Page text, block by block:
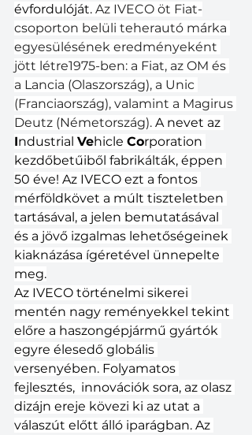
évfordulóját. Az IVECO öt Fiat-
csoporton belüli teherautó márka
egyesülésének eredményeként
jött létre1975-ben: a Fiat, az OM és
a Lancia (Olaszország), a Unic
(Franciaország), valamint a Magirus
Deutz (Németország). A nevet az
Industrial Vehicle Corporation
kezdőbetűiből fabrikálták, éppen
50 éve! Az IVECO ezt a fontos
mérföldkövet a múlt tiszteletben
tartásával, a jelen bemutatásával
és a jövő izgalmas lehetőségeinek
kiaknázása ígéretével ünnepelte
meg.
Az IVECO történelmi sikerei
mentén nagy reményekkel tekint
előre a haszongépjármű gyártók
egyre élesedő globális
versenyében. Folyamatos
fejlesztés,  innovációk sora, az olasz
dizájn ereje kövezi ki az utat a
válaszút előtt álló iparágban. Az